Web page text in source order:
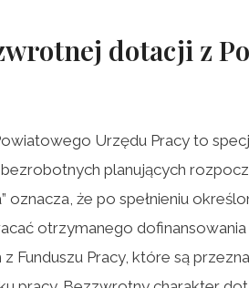
dotacjiz
Urzędu Pracy to
planujących
oznacza, że po spełnieniu
otrzymanego
Funduszu Pracy, które są